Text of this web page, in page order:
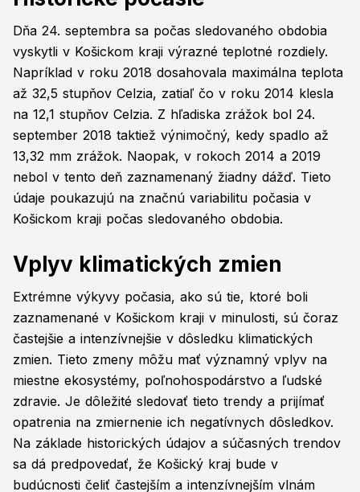
Dňa 24. septembra sa počas sledovaného obdobia
vyskytli v Košickom kraji výrazné teplotné rozdiely.
Napríklad v roku 2018 dosahovala maximálna teplota
až 32,5 stupňov Celzia, zatiaľ čo v roku 2014 klesla
na 12,1 stupňov Celzia. Z hľadiska zrážok bol 24.
september 2018 taktiež výnimočný, kedy spadlo až
13,32 mm zrážok. Naopak, v rokoch 2014 a 2019
nebol v tento deň zaznamenaný žiadny dážď. Tieto
údaje poukazujú na značnú variabilitu počasia v
Košickom kraji počas sledovaného obdobia.
Vplyv klimatických zmien
Extrémne výkyvy počasia, ako sú tie, ktoré boli
zaznamenané v Košickom kraji v minulosti, sú čoraz
častejšie a intenzívnejšie v dôsledku klimatických
zmien. Tieto zmeny môžu mať významný vplyv na
miestne ekosystémy, poľnohospodárstvo a ľudské
zdravie. Je dôležité sledovať tieto trendy a prijímať
opatrenia na zmiernenie ich negatívnych dôsledkov.
Na základe historických údajov a súčasných trendov
sa dá predpovedať, že Košický kraj bude v
budúcnosti čeliť častejším a intenzívnejším vlnám